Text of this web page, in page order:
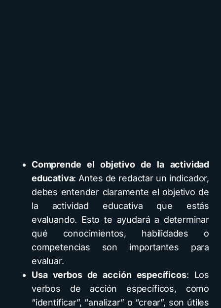
Comprende el objetivo de la actividad
educativa: Antes de redactar un indicador,
debes entender claramente el objetivo de
la actividad educativa que estás
evaluando. Esto te ayudará a determinar
qué conocimientos, habilidades o
competencias son importantes para
evaluar.
Usa verbos de acción específicos: Los
verbos de acción específicos, como
“identificar”, “analizar” o “crear”, son útiles